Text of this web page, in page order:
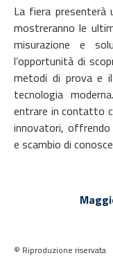
La fiera presenterà
mostreranno le
misurazione e
l’opportunità di
metodi di prova e
tecnologia
entrare in contatto
innovatori, offrendo
e scambio di
© Riproduzione riservata